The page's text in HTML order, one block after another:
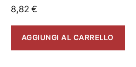
8,82€
AGGIUNGI AL CARRELLO